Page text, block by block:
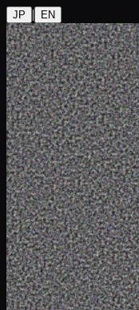
JP | EN